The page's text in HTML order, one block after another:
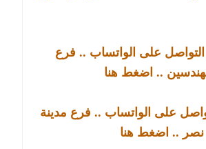
التواصل على الواتساب .. فرع
.. اضغط هنا
على الواتساب .. فرع مدينة
نصر .. اضغط هنا